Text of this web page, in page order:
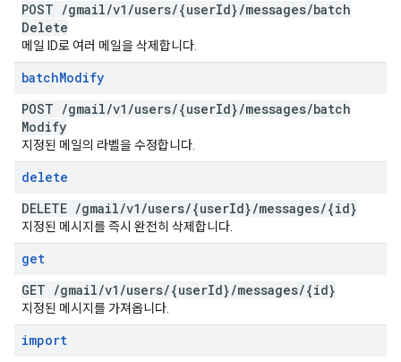
POST /gmail/v1 /users/{userId}/messages/batch
Delete
메일 ID로 여러 메일을 삭제합니다.
batchModify
POST /gmail/v1 /users/{userId}/messages/batch
Modify
지정된 메일의 라벨을 수정합니다.
delete
DELETE /gmail/v1 /users/{userId}/messages/{id}
지정된 메시지를 즉시 완전히 삭제합니다.
get
GET /gmail/v1 /users/{userId}/messages/{id}
지정된 메시지를 가져옵니다.
import